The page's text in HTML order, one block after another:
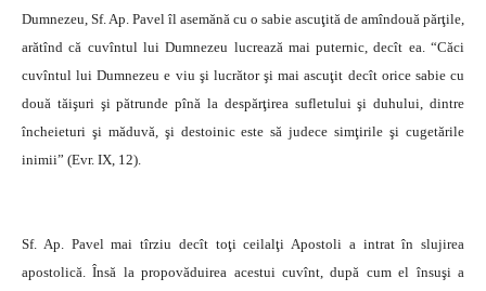
Dumnezeu, Sf. Ap. Pavel îl asemănă cu o sabie ascuţită de amîndouă părţile,
arătînd că cuvîntul lui Dumnezeu lucrează mai puternic, decît ea. “Căci
cuvîntul lui Dumnezeu e viu şi lucrător şi mai ascuţit decît orice sabie cu
două tăişuri şi pătrunde pînă la despărţirea sufletului şi duhului, dintre
încheieturi şi măduvă, şi destoinic este să judece simţirile şi cugetările
inimii” (Evr. IX, 12).
Sf. Ap. Pavel mai tîrziu decît toţi ceilalţi Apostoli a intrat în slujirea
apostolică. Însă la propovăduirea acestui cuvînt, după cum el însuşi a